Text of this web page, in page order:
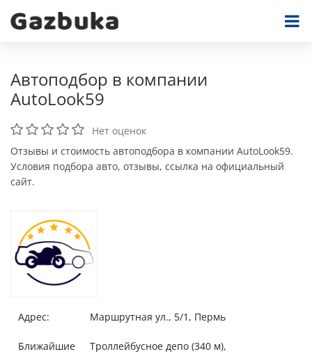
Автоподбор в компании
AutoLook59
Нет оценок
Отзывы и стоимость автоподбора в компании AutoLook59.
Условия подбора авто, отзывы, ссылка на официальный
сайт.
Адрес: Маршрутная ул., 5/1, Пермь
Ближайшие
Троллейбусное депо (340 м),